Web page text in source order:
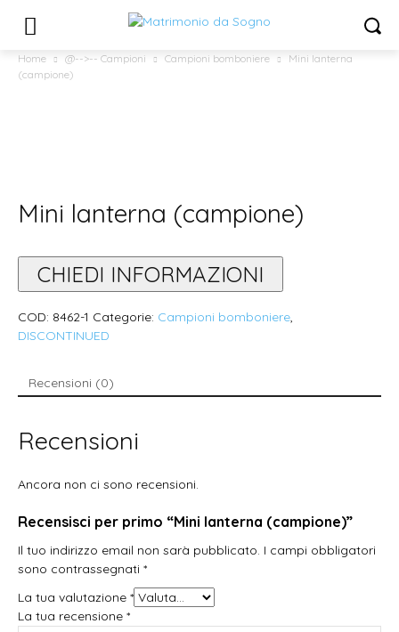
Home @-->-- Campioni Campioni bomboniere
Mini lanterna
(campione)
Mini lanterna (campione)
CHIEDI INFORMAZIONI
COD: 8462-1 Categorie: Campioni bomboniere,
DISCONTINUED
Recensioni (0)
Recensioni
Ancora non ci sono recensioni.
Recensisci per primo “Mini lanterna (campione)”
Il tuo indirizzo email non sarà pubblicato. I campi obbligatori
sono contrassegnati *
La tua valutazione *
La tua recensione *